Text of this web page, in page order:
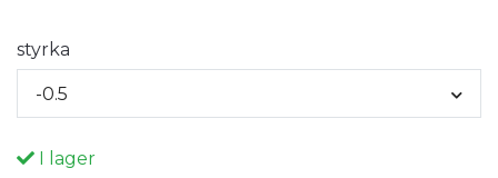
styrka
-0.5
I lager